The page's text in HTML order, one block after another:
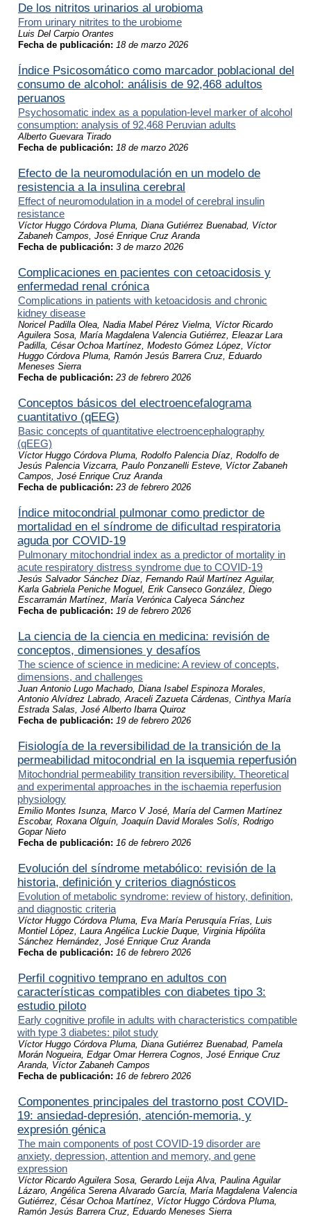
De los nitritos urinarios al urobioma
From urinary nitrites to the urobiome
Luis Del Carpio Orantes
Fecha de publicación: 18 de marzo 2026
Índice Psicosomático como marcador poblacional del
consumo de alcohol: análisis de 92,468 adultos
peruanos
Psychosomatic index as a population-level marker of alcohol
consumption: analysis of 92,468 Peruvian adults
Alberto Guevara Tirado
Fecha de publicación: 18 de marzo 2026
Efecto de la neuromodulación en un modelo de
resistencia a la insulina cerebral
Effect of neuromodulation in a model of cerebral insulin
resistance
Víctor Huggo Córdova Pluma, Diana Gutiérrez Buenabad, Víctor
Zabaneh Campos, José Enrique Cruz Aranda
Fecha de publicación: 3 de marzo 2026
Complicaciones en pacientes con cetoacidosis y
enfermedad renal crónica
Complications in patients with ketoacidosis and chronic
kidney disease
Noricel Padilla Olea, Nadia Mabel Pérez Vielma, Víctor Ricardo
Aguilera Sosa, María Magdalena Valencia Gutiérrez, Eleazar Lara
Padilla, César Ochoa Martínez, Modesto Gómez López, Víctor
Huggo Córdova Pluma, Ramón Jesús Barrera Cruz, Eduardo
Meneses Sierra
Fecha de publicación: 23 de febrero 2026
Conceptos básicos del electroencefalograma
cuantitativo (qEEG)
Basic concepts of quantitative electroencephalography
(qEEG)
Víctor Huggo Córdova Pluma, Rodolfo Palencia Díaz, Rodolfo de
Jesús Palencia Vizcarra, Paulo Ponzanelli Esteve, Víctor Zabaneh
Campos, José Enrique Cruz Aranda
Fecha de publicación: 23 de febrero 2026
Índice mitocondrial pulmonar como predictor de
mortalidad en el síndrome de dificultad respiratoria
aguda por COVID-19
Pulmonary mitochondrial index as a predictor of mortality in
acute respiratory distress syndrome due to COVID-19
Jesús Salvador Sánchez Díaz, Fernando Raúl Martínez Aguilar,
Karla Gabriela Peniche Moguel, Erik Canseco González, Diego
Escarramán Martínez, María Verónica Calyeca Sánchez
Fecha de publicación: 19 de febrero 2026
La ciencia de la ciencia en medicina: revisión de
conceptos, dimensiones y desafíos
The science of science in medicine: A review of concepts,
dimensions, and challenges
Juan Antonio Lugo Machado, Diana Isabel Espinoza Morales,
Antonio Alvídrez Labrado, Araceli Zazueta Cárdenas, Cinthya María
Estrada Salas, José Alberto Ibarra Quiroz
Fecha de publicación: 19 de febrero 2026
Fisiología de la reversibilidad de la transición de la
permeabilidad mitocondrial en la isquemia reperfusión
Mitochondrial permeability transition reversibility. Theoretical
and experimental approaches in the ischaemia reperfusion
physiology
Emilio Montes Isunza, Marco V José, María del Carmen Martínez
Escobar, Roxana Olguín, Joaquín David Morales Solís, Rodrigo
Gopar Nieto
Fecha de publicación: 16 de febrero 2026
Evolución del síndrome metabólico: revisión de la
historia, definición y criterios diagnósticos
Evolution of metabolic syndrome: review of history, definition,
and diagnostic criteria
Víctor Huggo Córdova Pluma, Eva María Perusquía Frías, Luis
Montiel López, Laura Angélica Luckie Duque, Virginia Hipólita
Sánchez Hernández, José Enrique Cruz Aranda
Fecha de publicación: 16 de febrero 2026
Perfil cognitivo temprano en adultos con
características compatibles con diabetes tipo 3:
estudio piloto
Early cognitive profile in adults with characteristics compatible
with type 3 diabetes: pilot study
Víctor Huggo Córdova Pluma, Diana Gutiérrez Buenabad, Pamela
Morán Nogueira, Edgar Omar Herrera Cognos, José Enrique Cruz
Aranda, Víctor Zabaneh Campos
Fecha de publicación: 16 de febrero 2026
Componentes principales del trastorno post COVID-
19: ansiedad-depresión, atención-memoria, y
expresión génica
The main components of post COVID-19 disorder are
anxiety, depression, attention and memory, and gene
expression
Víctor Ricardo Aguilera Sosa, Gerardo Leija Alva, Paulina Aguilar
Lázaro, Angélica Serena Alvarado García, María Magdalena Valencia
Gutiérrez, César Ochoa Martínez, Víctor Huggo Córdova Pluma,
Ramón Jesús Barrera Cruz, Eduardo Meneses Sierra